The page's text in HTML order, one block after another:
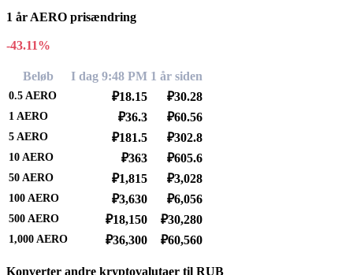
1 år AERO prisændring
-43.11%
Beløb I dag 9:48 PM 1 år siden
0.5 AERO ₽18.15 ₽30.28
1 AERO ₽36.3 ₽60.56
5 AERO ₽181.5 ₽302.8
10 AERO ₽363 ₽605.6
50 AERO ₽1,815 ₽3,028
100 AERO ₽3,630 ₽6,056
500 AERO ₽18,150 ₽30,280
1,000 AERO ₽36,300 ₽60,560
Konverter andre kryptovalutaer til RUB